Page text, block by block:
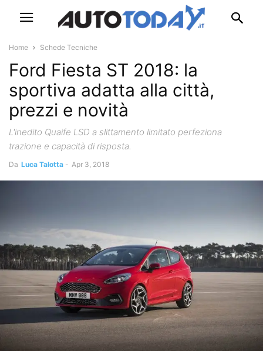
Home Schede Tecniche
Ford Fiesta ST 2018: la
sportiva adatta alla città,
prezzi e novità
L'inedito Quaife LSD a slittamento limitato perfeziona
trazione e capacità di risposta.
Da Luca Talotta - Apr 3, 2018